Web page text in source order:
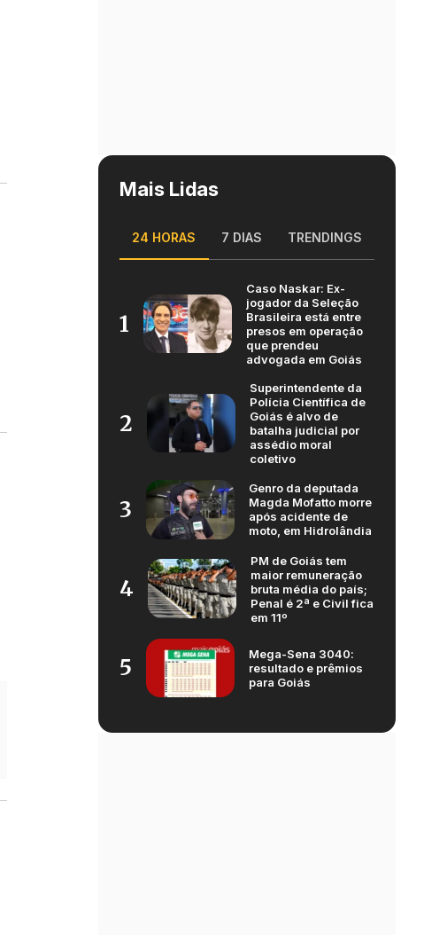
Mais Lidas
24 HORAS 7 DIAS TRENDINGS
1
Caso Naskar: Ex-
jogador da Seleção
Brasileira está entre
presos em operação
que prendeu
advogada em Goiás
2
Superintendente da
Polícia Científica de
Goiás é alvo de
batalha judicial por
assédio moral
coletivo
3
Genro da deputada
Magda Mofatto morre
após acidente de
moto, em Hidrolândia
4
PM de Goiás tem
maior remuneração
bruta média do país;
Penal é 2ª e Civil fica
em 11º
5
Mega-Sena 3040:
resultado e prêmios
para Goiás